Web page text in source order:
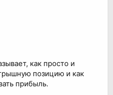
как просто и
позицию и как
прибыль.